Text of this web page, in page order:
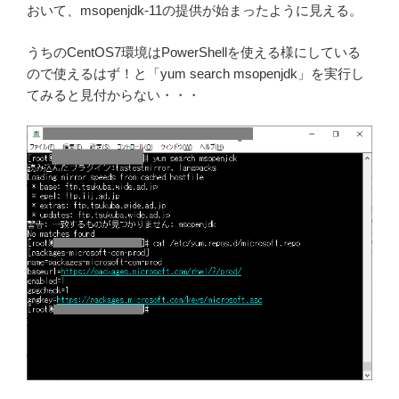
おいて、msopenjdk-11の提供が始まったように見える。
うちのCentOS7環境はPowerShellを使える様にしている
ので使えるはず！と「yum search msopenjdk」を実行し
てみると見付からない・・・